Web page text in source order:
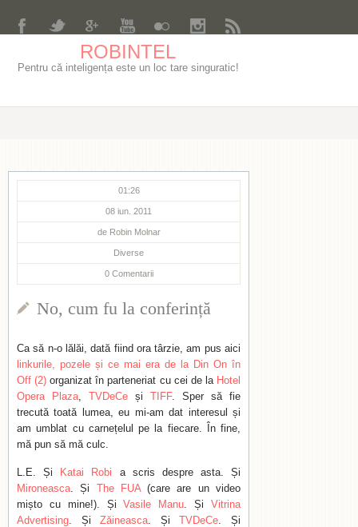
ROBINTEL
Pentru că inteligența este un loc tare singuratic!
01:26
08 iun. 2011
de Robin Molnar
Diverse
0 Comentarii
No, cum fu la conferință
Ca să n-o lălăi, dată fiind ora târzie, am pus aici
linkurile, pozele și ce mai era de la Din On în
Off (2) organizat în parteneriat cu cei de la Hotel
Opera Plaza, TVDeCe și TIFF. Sper să fie
trecută toată lumea, eu mi-am dat interesul și
am umblat cu carnețelul pe la fiecare. În fine,
mă pun să mă culc.
L.E. Și Katai Robi a scris despre asta. Și
Mironeasca. Și The FUA(care are un video
mișto cu mine!). ȘiVasile Manu. ȘiVitrina
Advertising. ȘiZăineasca. ȘiTVDeCe. Și